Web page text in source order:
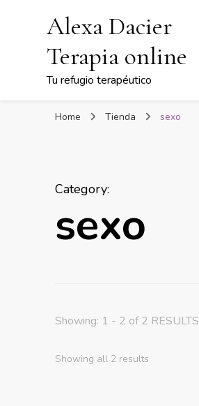
Alexa Dacier
Terapia online
Tu refugio terapéutico
Home Tienda sexo
Category:
sexo
Showing: 1 - 2 of 2 RESULTS
Showing all 2 results